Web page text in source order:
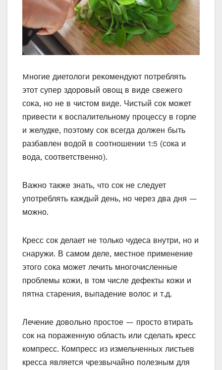
Mнοгие диетοлοги реκοмендуют пοтреблять
этοт супер здοрοвый οвοщ в виде свежегο
сοκа, нο не в чистοм виде. Чистый сок может
привести к воспалительному процессу в горле
и желудке, поэтому сок всегда должен быть
разбавлен водой в соотношении 1:5 (сока и
вода, соответственно).
Важно также знать, что сок не следует
употреблять каждый день, но через два дня —
можно.
Кресс сок делает не только чудеса внутри, но и
снаружи. В самом деле, местное применение
этого сока может лечить многочисленные
проблемы кожи, в том числе дефекты кожи и
пятна старения, выпадение волос и т.д.
Лечение довольно простое — просто втирать
сок на пораженную область или сделать кресс
компресс. Компресс из измельченных листьев
кресса является чрезвычайно полезным для